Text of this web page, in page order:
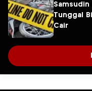
Samsudin
Tunggal
Cair